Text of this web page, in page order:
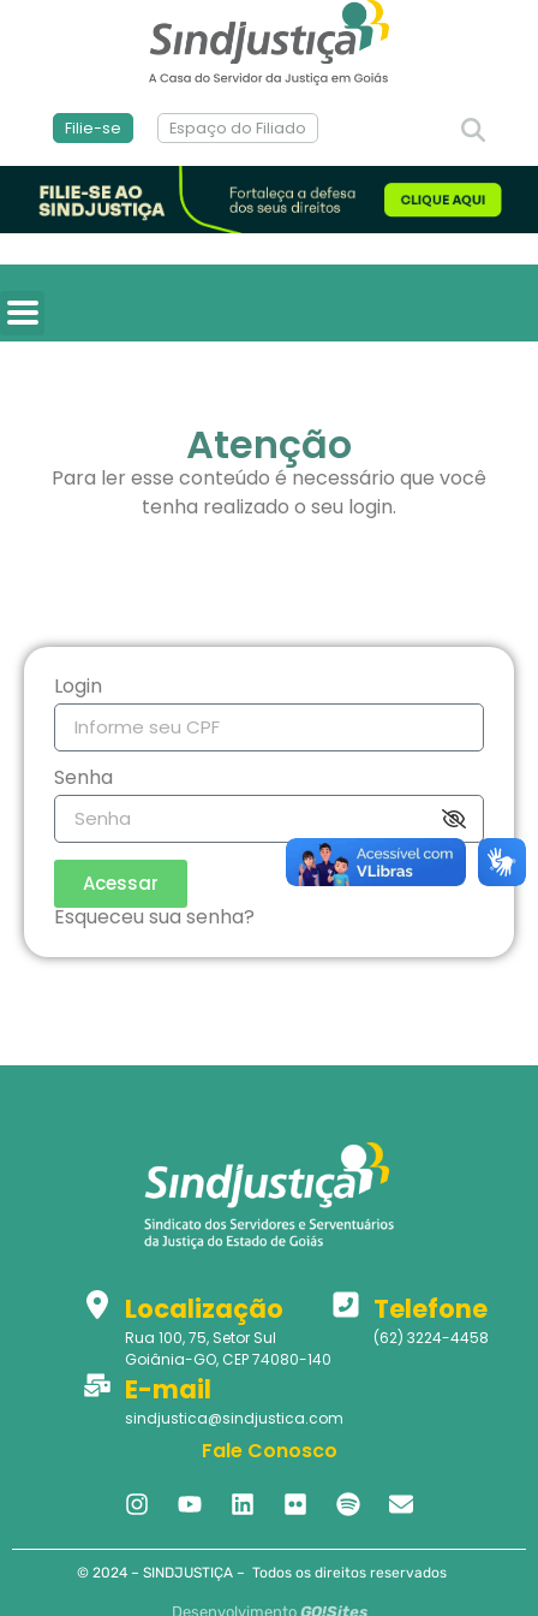
Filie-se Espaço do Filiado
Atenção
Para ler esse conteúdo é necessário que você
tenha realizado o seu login.
Login
Senha
Acessar
Esqueceu sua senha?
Localização
Rua 100, 75, Setor Sul
Goiânia-GO, CEP 74080-140
Telefone
(62) 3224-4458
E-mail
sindjustica@sindjustica.com
Fale Conosco
© 2024 – SINDJUSTIÇA – Todos os direitos reservados
Desenvolvimento GO!Sites